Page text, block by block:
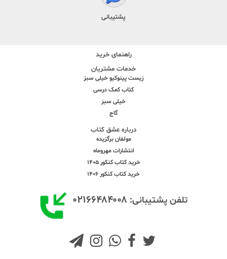
پشتیبانی
راهنمای خرید
خدمات مشتریان
زیست پینوکیو خیلی سبز
کتاب کمک درسی
خیلی سبز
گاج
درباره عشق کتاب
مولفان برگزیده
انتشارات مهروماه
خرید کتاب کنکور 1405
خرید کتاب کنکور 1406
تلفن پشتیبانی: ۰۲۱۶۶۴۸۴۰۰۸